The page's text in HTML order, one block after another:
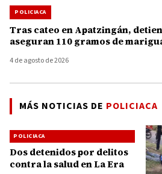
POLICIACA
Tras cateo en Apatzingán,
aseguran 110 gramos de
4 de agosto de 2026
MÁS NOTICIAS DE POLICIACA
POLICIACA
Dos detenidos por delitos
contra la salud en La Era